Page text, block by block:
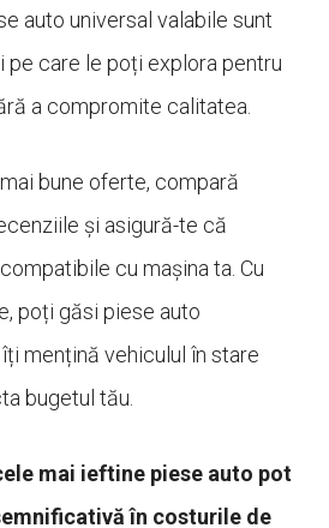
auto universal valabile sunt
pe care le poți explora pentru
a compromite calitatea.
bune oferte, compară
și asigură-te că
cu mașina ta. Cu
poți găsi piese auto
mențină vehiculul în stare
bugetul tău.
mai ieftine piese auto pot
în costurile de